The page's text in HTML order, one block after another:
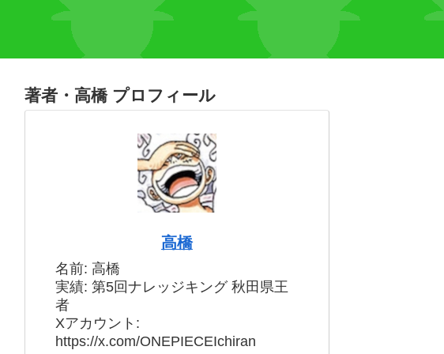
著者・高橋 プロフィール
高橋
名前: 高橋
実績: 第5回ナレッジキング 秋田県王
者
Xアカウント:
https://x.com/ONEPIECEIchiran